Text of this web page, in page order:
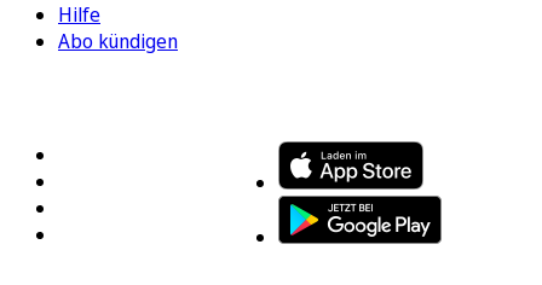
Hilfe
Abo kündigen